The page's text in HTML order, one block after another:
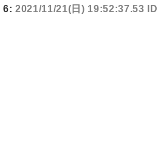
6: 2021/11/21(日) 19:52:37.53